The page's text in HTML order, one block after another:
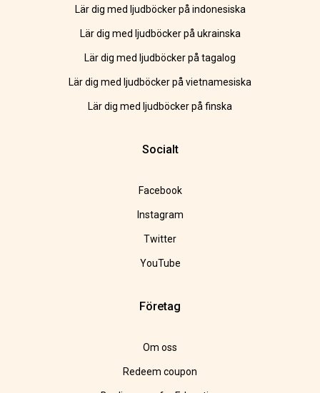
Lär dig med ljudböcker på indonesiska
Lär dig med ljudböcker på ukrainska
Lär dig med ljudböcker på tagalog
Lär dig med ljudböcker på vietnamesiska
Lär dig med ljudböcker på finska
Socialt
Facebook
Instagram
Twitter
YouTube
Företag
Om oss
Redeem coupon